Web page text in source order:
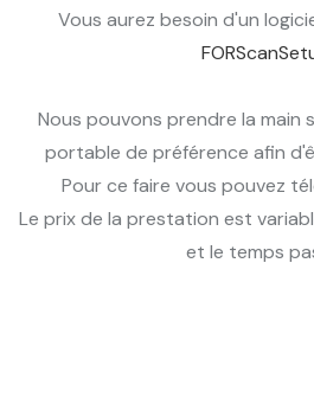
Vous aurez besoin d'un
Nous pouvons prendre la main
portable de préférence afin
Pour ce faire vous pouvez
Le prix de la prestation est
et le temps